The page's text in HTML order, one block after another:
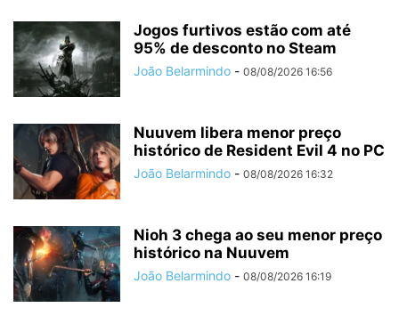
Jogos furtivos estão com até
95% de desconto no Steam
João Belarmindo - 08/08/2026 16:56
Nuuvem libera menor preço
histórico de Resident Evil 4 no PC
João Belarmindo - 08/08/2026 16:32
Nioh 3 chega ao seu menor preço
histórico na Nuuvem
João Belarmindo - 08/08/2026 16:19